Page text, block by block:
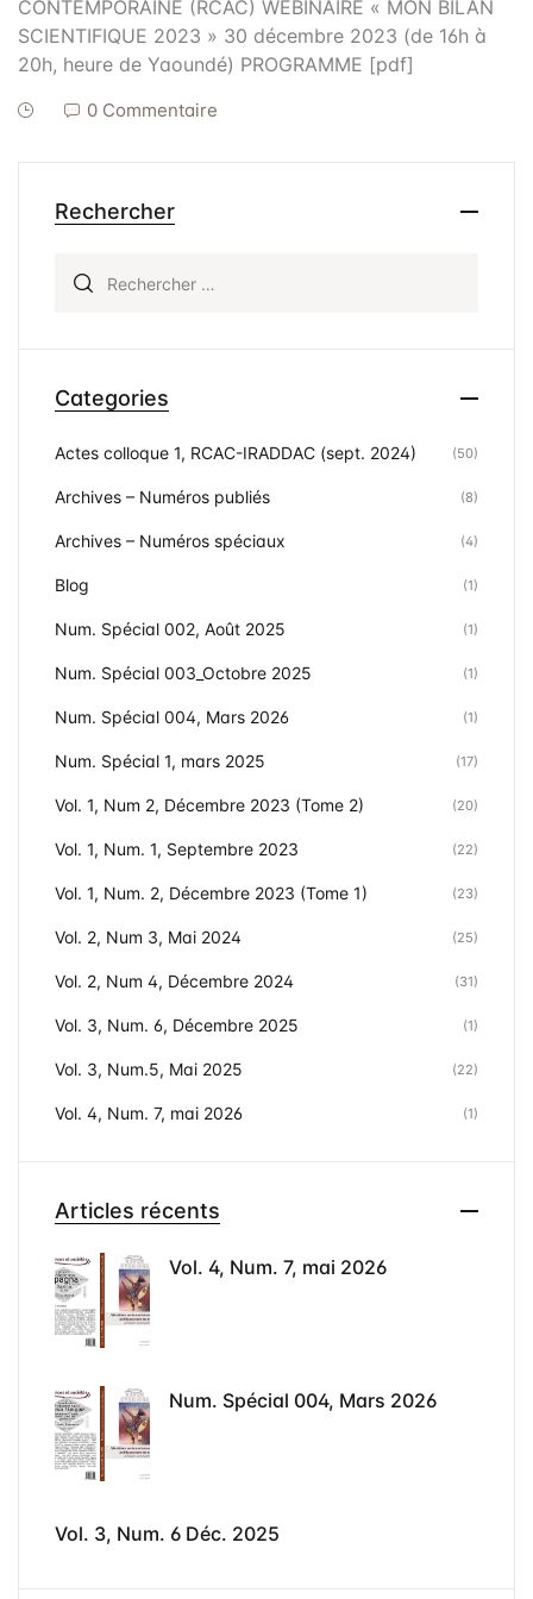
Politique de
CONTEMPORAINE (RCAC) WEBINAIRE « MON BILAN
SCIENTIFIQUE 2023 » 30 décembre 2023 (de 16h à
20h, heure de Yaoundé) PROGRAMME [pdf]
0 Commentaire
Rechercher
Categories
Actes colloque 1, RCAC-IRADDAC (sept. 2024) (50)
Archives – Numéros publiés (8)
Archives – Numéros spéciaux (4)
Blog (1)
Num. Spécial 002, Août 2025 (1)
Num. Spécial 003_Octobre 2025 (1)
Num. Spécial 004, Mars 2026 (1)
Num. Spécial 1, mars 2025 (17)
Vol. 1, Num 2, Décembre 2023 (Tome 2) (20)
Vol. 1, Num. 1, Septembre 2023 (22)
Vol. 1, Num. 2, Décembre 2023 (Tome 1) (23)
Vol. 2, Num 3, Mai 2024 (25)
Vol. 2, Num 4, Décembre 2024 (31)
Vol. 3, Num. 6, Décembre 2025 (1)
Vol. 3, Num.5, Mai 2025 (22)
Vol. 4, Num. 7, mai 2026 (1)
Articles récents
Vol. 4, Num. 7, mai 2026
Num. Spécial 004, Mars 2026
Vol. 3, Num. 6 Déc. 2025